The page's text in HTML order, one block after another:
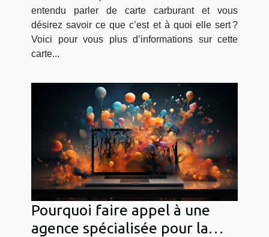
entendu parler de carte carburant et vous
désirez savoir ce que c’est et à quoi elle sert ?
Voici pour vous plus d’informations sur cette
carte...
Pourquoi faire appel à une
agence spécialisée pour la